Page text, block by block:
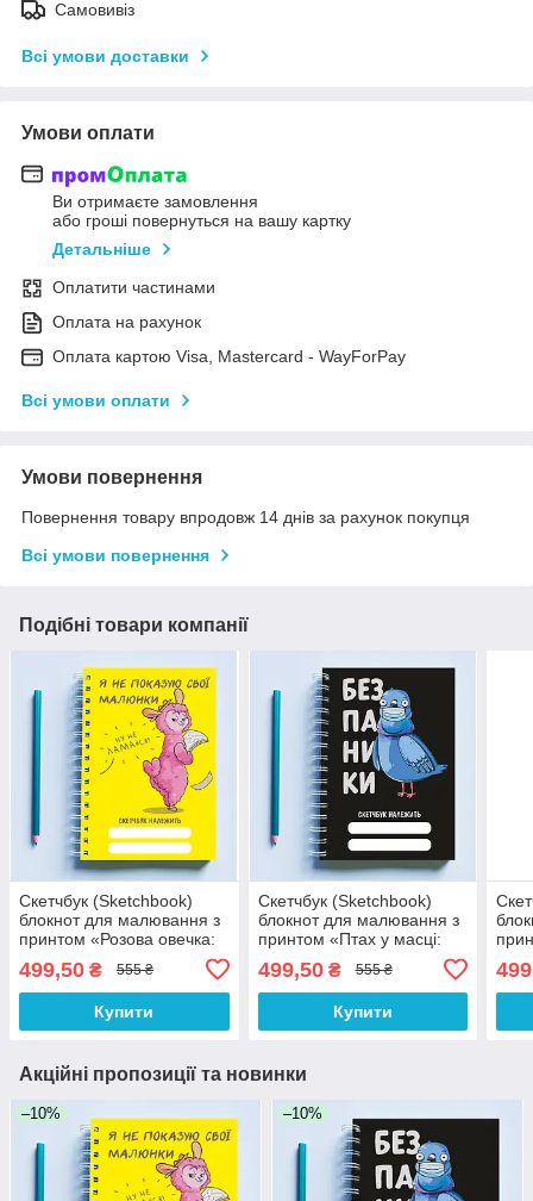
Самовивіз
Всі умови доставки
Умови оплати
Ви отримаєте замовлення
або гроші повернуться на вашу картку
Детальніше
Оплатити частинами
Оплата на рахунок
Оплата картою Visa, Mastercard - WayForPay
Всі умови оплати
Умови повернення
Повернення товару впродовж 14 днів за рахунок покупця
Всі умови повернення
Подібні товари компанії
Скетчбук (Sketchbook)
блокнот для малювання з
принтом «Розова овечка:
малюнки»
499,50 ₴ 555 ₴
Купити
Скетчбук (Sketchbook)
блокнот для малювання з
принтом «Птах у масці:
499,50₴ 555 ₴
Купити
Акційні пропозиції та новинки
–10% –10%